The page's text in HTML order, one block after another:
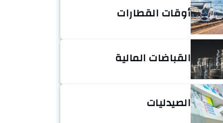
أوقات القطارات
القباضات المالية
الصيدليات